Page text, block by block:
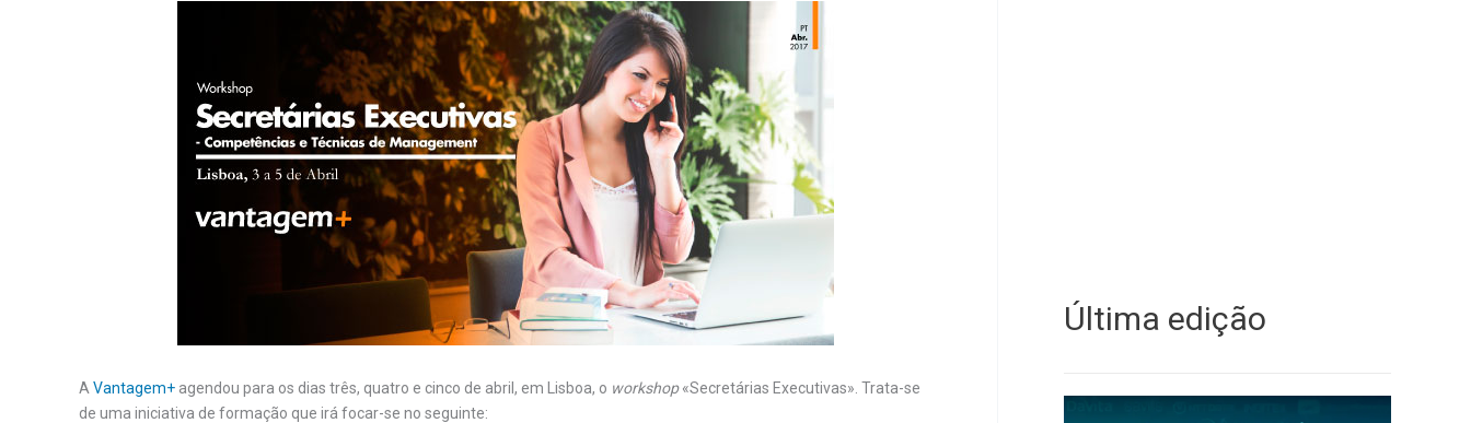
A Vantagem+ agendou para os dias três, quatro e cinco de abril, em Lisboa, o workshop«Secretárias Executivas». Trata-se
de uma iniciativa de formação que irá focar-se no seguinte:
Última edição